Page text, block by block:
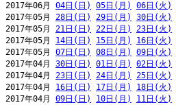
2017年06月 04日(日) 05日(月) 06日(火)
2017年05月 28日(日) 29日(月) 30日(火)
2017年05月 21日(日) 22日(月) 23日(火)
2017年05月 14日(日) 15日(月) 16日(火)
2017年05月 07日(日) 08日(月) 09日(火)
2017年04月 30日(日) 01日(月) 02日(火)
2017年04月 23日(日) 24日(月) 25日(火)
2017年04月 16日(日) 17日(月) 18日(火)
2017年04月 09日(日) 10日(月) 11日(火)